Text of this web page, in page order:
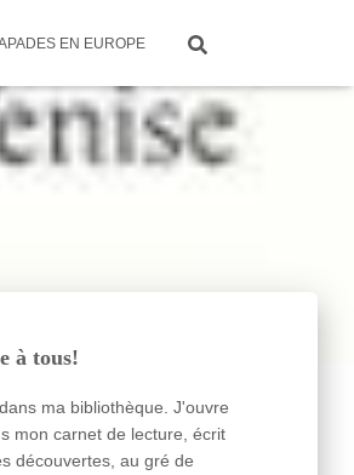
EN EUROPE
à tous!
ma bibliothèque. J'ouvre
mon carnet de lecture, écrit
découvertes, au gré de